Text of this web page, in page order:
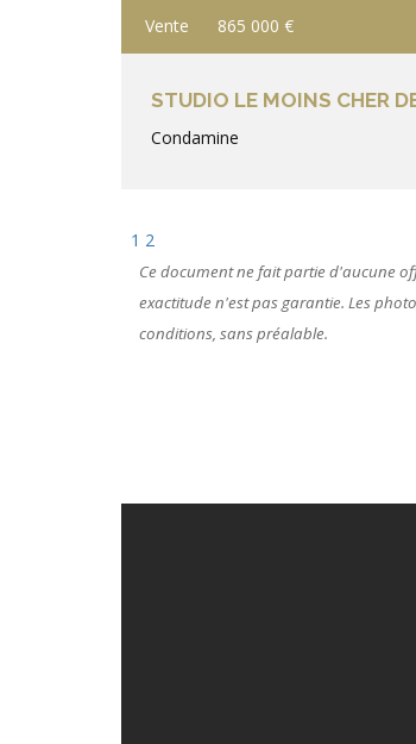
Vente 865 000 €
STUDIO LE MOINS CHER
Condamine
1 2
Ce document ne fait partie d'aucune
exactitude n'est pas garantie. Les
conditions, sans préalable.